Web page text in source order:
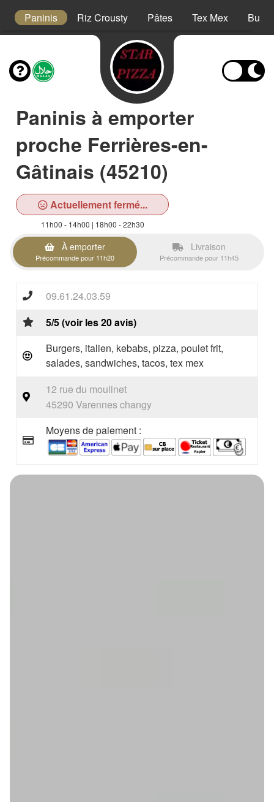
Paninis Riz Crousty Pâtes Tex Mex
Paninis à emporter
proche Ferrières-en-
Gâtinais (45210)
Actuellement fermé...
11h00 - 14h00 | 18h00 - 22h30
À emporter
Précommande pour 11h20
Livraison
Précommande pour 11h45
09.61.24.03.59
5/5 (voir les 20 avis)
Burgers, italien, kebabs, pizza, poulet frit,
salades, sandwiches, tacos, tex mex
12 rue du moulinet
45290 Varennes changy
Moyens de paiement :